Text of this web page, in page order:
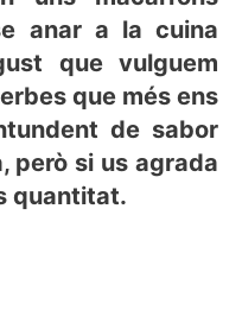
anar a la cuina
que vulguem
que més ens
de sabor
però si us agrada
quantitat.